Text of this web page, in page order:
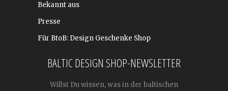
Bekannt aus
Presse
Für BtoB: Design Geschenke Shop
BALTIC DESIGN SHOP-NEWSLETTER
Willst Du wissen, was in der baltischen